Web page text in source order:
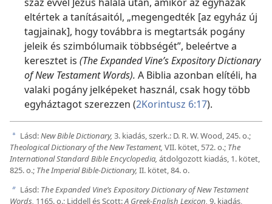
száz évvel Jézus halála után, amikor az egyházak
eltértek a tanításaitól, „megengedték [az egyház új
tagjainak], hogy továbbra is megtartsák pogány
jeleik és szimbólumaik többségét”, beleértve a
keresztet is (The Expanded Vine’s Expository Dictionary
of New Testament Words). A Biblia azonban elítéli, ha
valaki pogány jelképeket használ, csak hogy több
egyháztagot szerezzen (2Korintusz 6:17).
a Lásd:New Bible Dictionary, 3. kiadás, szerk.: D. R. W. Wood, 245. o.;
Theological Dictionary of the New Testament, VII. kötet, 572. o.; The
International Standard Bible Encyclopedia, átdolgozott kiadás, 1. kötet,
825. o.; The Imperial Bible-Dictionary, II. kötet, 84. o.
b Lásd: The Expanded Vine’s Expository Dictionary of New Testament
Words, 1165. o.; Liddell és Scott:A Greek-English Lexicon, 9. kiadás,